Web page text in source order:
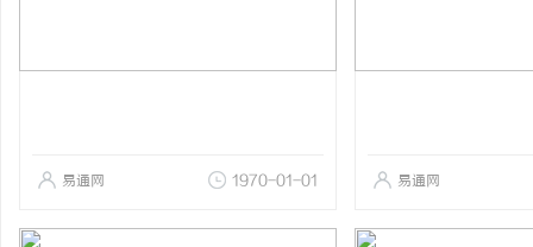
易通网 1970-01-01 易通网